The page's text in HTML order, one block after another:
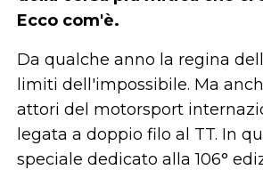
Ecco com'è.
Da qualche anno la regina
limiti dell'impossibile. Ma
attori del motorsport
legata a doppio filo al TT. In
speciale dedicato alla 106°